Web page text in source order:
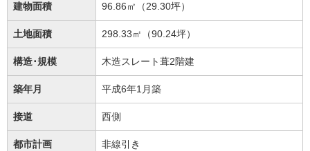
建物面積 96.86㎡（29.30坪）
土地面積 298.33㎡（90.24坪）
構造･規模 木造スレート葺2階建
築年月 平成6年1月築
接道 西側
都市計画 非線引き